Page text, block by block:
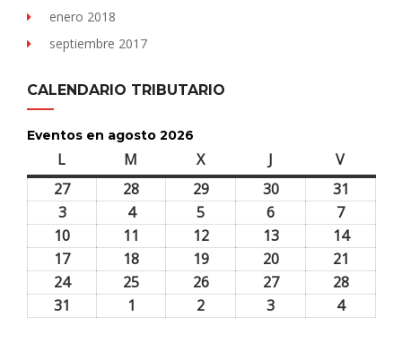
enero 2018
septiembre 2017
CALENDARIO TRIBUTARIO
Eventos en agosto 2026
L M Xmiércoles J Vviernes
2727
28 2929
2026
3030
2026
31
2026
33
agosto,
2026
44
agosto,
2026
5
agosto,
2026
6
agosto,
2026
77
agosto,
2026
10
agosto,
2026
11 1212
agosto,
2026
1313
agosto,
2026
1414
2026
1717
agosto,
18 1919
agosto,
2020
agosto,
21
agosto,
2424
25 2626
2727
2828
31 1 2 3 44